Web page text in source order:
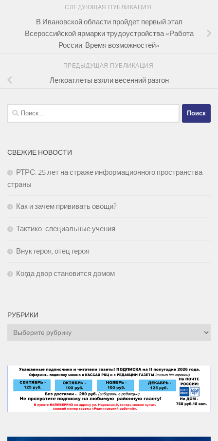
СЛЕДУЮЩАЯ ПУБЛИКАЦИЯ
В Ивановской области пройдет первый этап
Всероссийской ярмарки трудоустройства «Работа
России. Время возможностей»
ПРЕДЫДУЩАЯ ПУБЛИКАЦИЯ
Легкоатлеты взяли весенний разгон
Найти:
СВЕЖИЕ НОВОСТИ
РТРС: 25 лет на страже информационного пространства
страны
Как и зачем прививать овощи?
Тактико-специальные учения
Внук героя, отец героя
Когда двор становится домом
РУБРИКИ
Рубрики